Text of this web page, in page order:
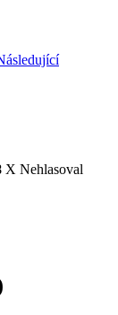
X Nehlasoval